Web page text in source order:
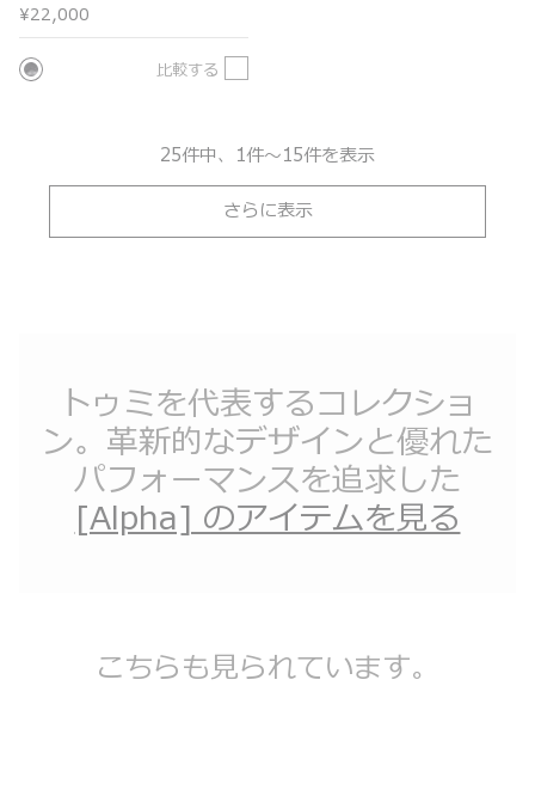
¥22,000
比較する
25件中、1件～15件を表示
さらに表示
トゥミを代表するコレクショ
ン。革新的なデザインと優れた
パフォーマンスを追求した
[Alpha] のアイテムを見る
こちらも見られています。